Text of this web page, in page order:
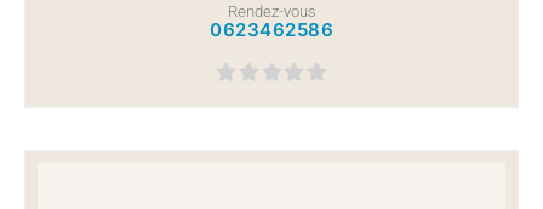
Rendez-vous
0623462586